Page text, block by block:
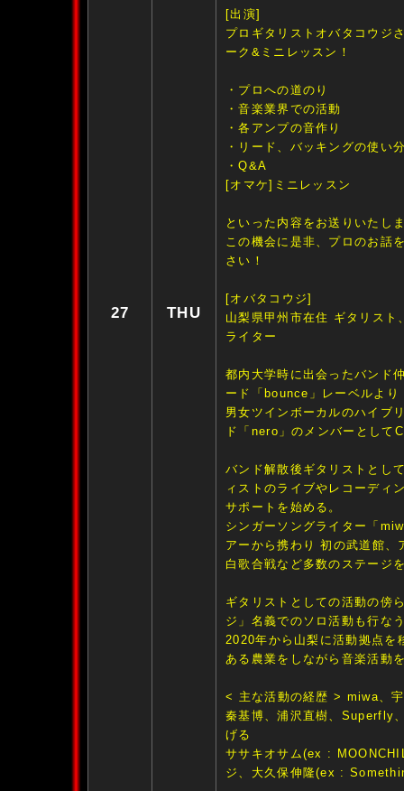
27 THU
[出演]
プロギタリストオバタコウジ
ーク&ミニレッスン！
・プロへの道のり
・音楽業界での活動
・各アンプの音作り
・リード、バッキングの使い
・Q&A
[オマケ]ミニレッスン
といった内容をお送りいたし
この機会に是非、プロのお話
さい！
[オバタコウジ]
山梨県甲州市在住 ギタリスト
ライター
都内大学時に出会ったバンド
ード「bounce」レーベルより
男女ツインボーカルのハイブ
ド「nero」のメンバーとして
バンド解散後ギタリストとし
ィストのライブやレコーディ
サポートを始める。
シンガーソングライター「
アーから携わり 初の武道館、
白歌合戦など多数のステージ
ギタリストとしての活動の傍
ジ」名義でのソロ活動も行な
2020年から山梨に活動拠点を
ある農業をしながら音楽活動
< 主な活動の経歴 > miwa、
秦基博、浦沢直樹、Superfly
げる
ササキオサム(ex :
ジ、大久保伸隆(ex :